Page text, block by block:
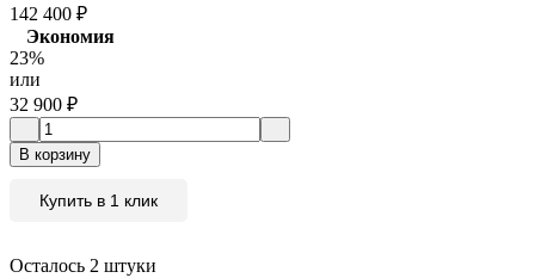
142 400 ₽
Экономия
23%
или
32 900 ₽
В корзину
Купить в 1 клик
Осталось 2 штуки